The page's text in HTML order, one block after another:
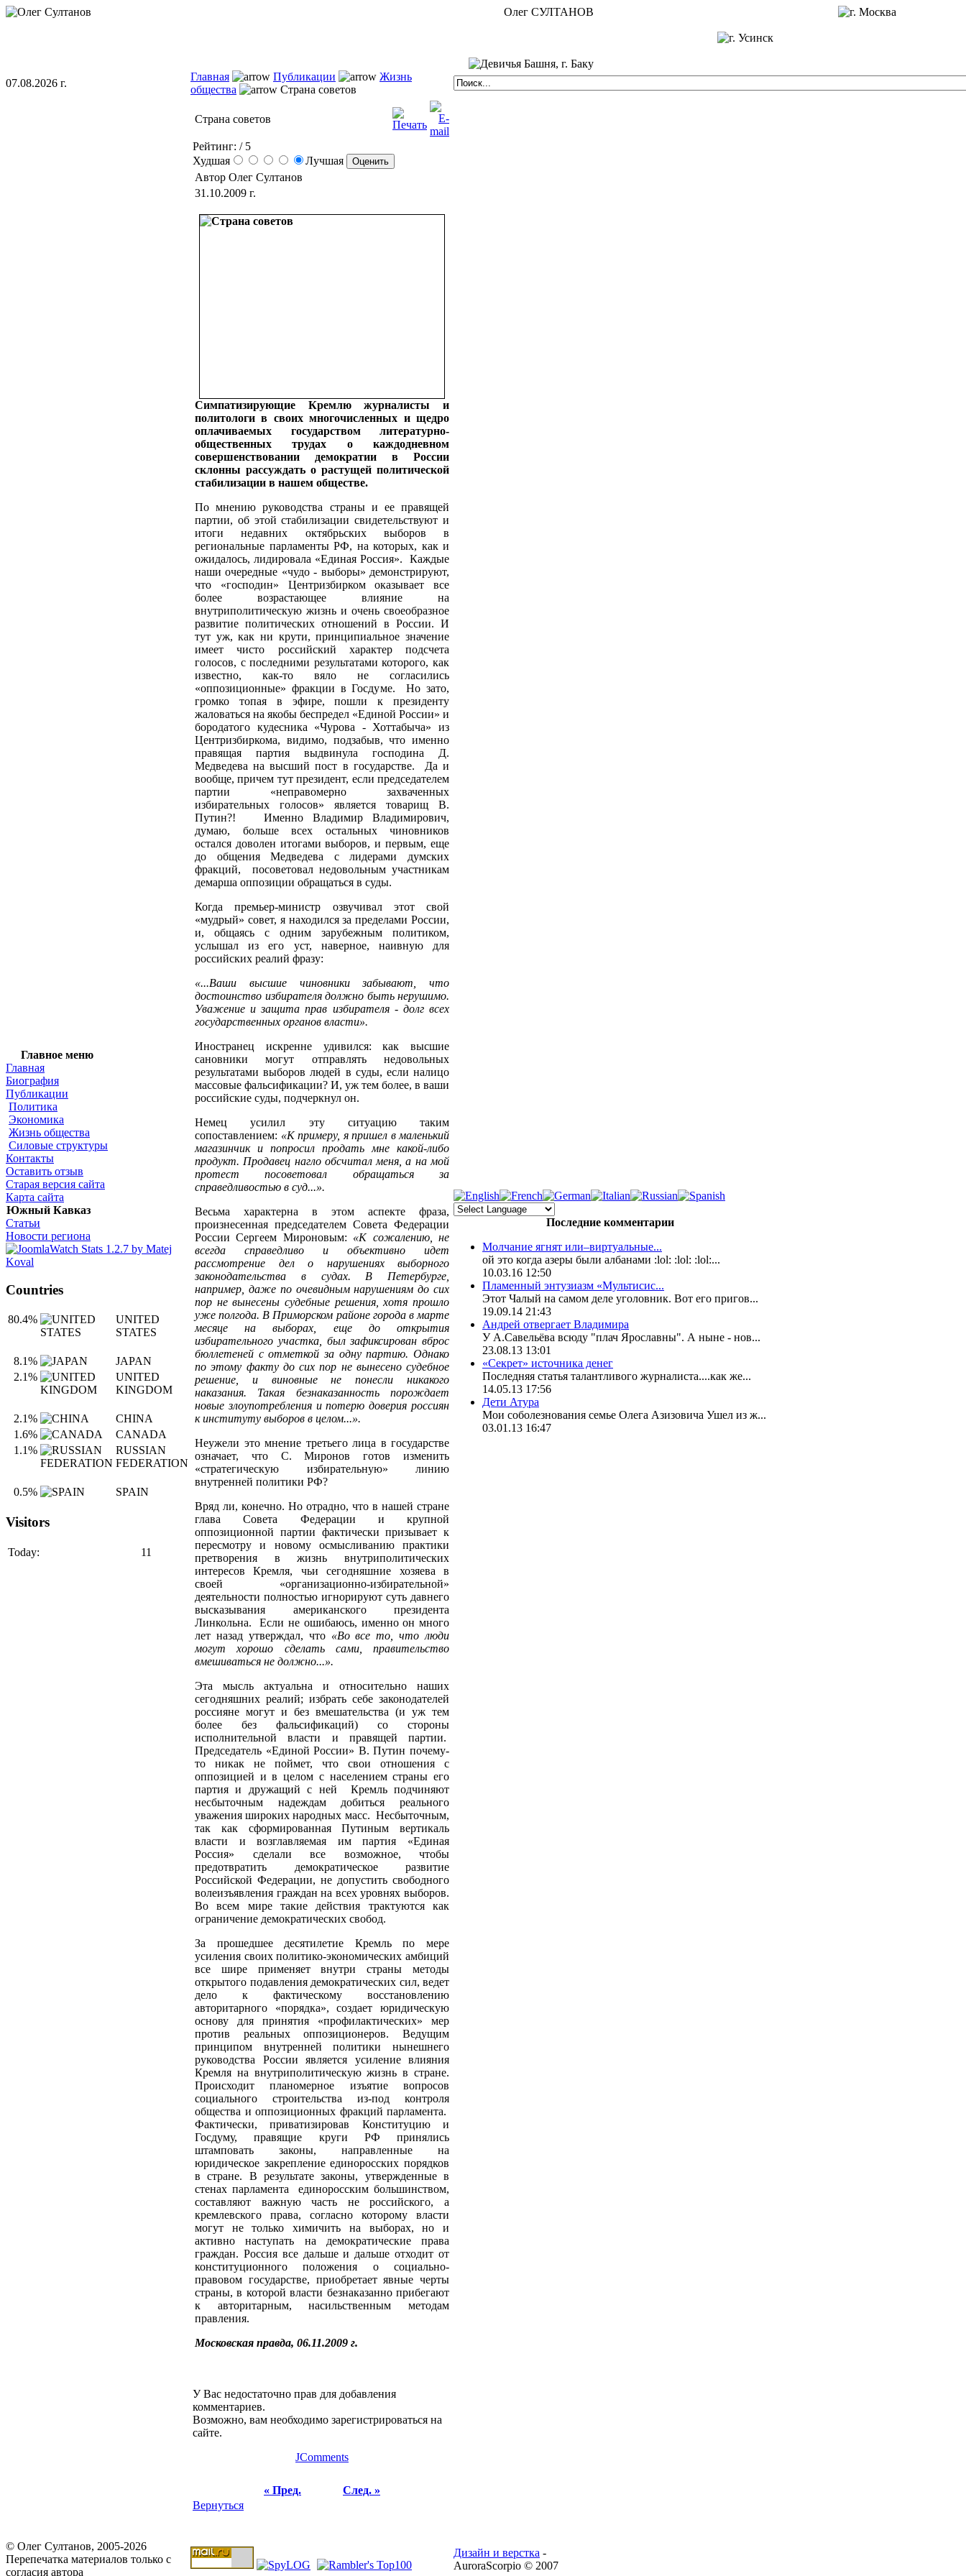
Олег СУЛТАНОВ
07.08.2026 г.
Главная Публикации
Жизнь
общества
Страна советов
Главное меню
Главная
Биография
Публикации
Политика
Экономика
Жизнь общества
Силовые структуры
Контакты
Оставить отзыв
Старая версия сайта
Карта сайта
Южный Кавказ
Статьи
Новости региона
Countries
80.4%
UNITED
STATES
8.1%
JAPAN
2.1%
UNITED
KINGDOM
2.1%
CHINA
1.6%
CANADA
1.1%
RUSSIAN
FEDERATION
0.5% SPAIN
Visitors
Today: 11
Страна советов
Рейтинг: / 5
Худшая
Лучшая
Автор Олег Султанов
31.10.2009 г.
Симпатизирующие Кремлю журналисты и
политологи в своих многочисленных и щедро
оплачиваемых государством литературно-
общественных трудах о каждодневном
совершенствовании демократии в России
склонны рассуждать о растущей политической
стабилизации в нашем обществе.
По мнению руководства страны и ее правящей
партии, об этой стабилизации свидетельствуют и
итоги недавних октябрьских выборов в
региональные парламенты РФ, на которых, как и
ожидалось, лидировала «Единая Россия». Каждые
наши очередные «чудо - выборы» демонстрируют,
что «господин» Центризбирком оказывает все
более возрастающее влияние на
внутриполитическую жизнь и очень своеобразное
развитие политических отношений в России. И
тут уж, как ни крути, принципиальное значение
имеет чисто российский характер подсчета
голосов, с последними результатами которого, как
известно, как-то вяло не согласились
«оппозиционные» фракции в Госдуме. Но зато,
громко топая в эфире, пошли к президенту
жаловаться на якобы беспредел «Единой России» и
бородатого кудесника «Чурова - Хоттабыча» из
Центризбиркома, видимо, подзабыв, что именно
правящая партия выдвинула господина Д.
Медведева на высший пост в государстве. Да и
вообще, причем тут президент, если председателем
партии «неправомерно захваченных
избирательных голосов» является товарищ В.
Путин?! Именно Владимир Владимирович,
думаю, больше всех остальных чиновников
остался доволен итогами выборов, и первым, еще
до общения Медведева с лидерами думских
фракций, посоветовал недовольным участникам
демарша оппозиции обращаться в суды.
Когда премьер-министр озвучивал этот свой
«мудрый» совет, я находился за пределами России,
и, общаясь с одним зарубежным политиком,
услышал из его уст, наверное, наивную для
российских реалий фразу:
«...Ваши высшие чиновники забывают, что
достоинство избирателя должно быть нерушимо.
Уважение и защита прав избирателя - долг всех
государственных органов власти».
Иностранец искренне удивился: как высшие
сановники могут отправлять недовольных
результатами выборов людей в суды, если налицо
массовые фальсификации? И, уж тем более, в ваши
российские суды, подчеркнул он.
Немец усилил эту ситуацию таким
сопоставлением: «К примеру, я пришел в маленький
магазинчик и попросил продать мне какой-либо
продукт. Продавец нагло обсчитал меня, а на мой
протест посоветовал обращаться за
справедливостью в суд...».
Весьма характерна в этом аспекте фраза,
произнесенная председателем Совета Федерации
России Сергеем Мироновым: «К сожалению, не
всегда справедливо и объективно идет
рассмотрение дел о нарушениях выборного
законодательства в судах. В Петербурге,
например, даже по очевидным нарушениям до сих
пор не вынесены судебные решения, хотя прошло
уже полгода. В Приморском районе города в марте
месяце на выборах, еще до открытия
избирательного участка, был зафиксирован вброс
бюллетеней с отметкой за одну партию. Однако
по этому факту до сих пор не вынесено судебное
решение, и виновные не понесли никакого
наказания. Такая безнаказанность порождает
новые злоупотребления и потерю доверия россиян
к институту выборов в целом...».
Неужели это мнение третьего лица в государстве
означает, что С. Миронов готов изменить
«стратегическую избирательную» линию
внутренней политики РФ?
Вряд ли, конечно. Но отрадно, что в нашей стране
глава Совета Федерации и крупной
оппозиционной партии фактически призывает к
пересмотру и новому осмысливанию практики
претворения в жизнь внутриполитических
интересов Кремля, чьи сегодняшние хозяева в
своей «организационно-избирательной»
деятельности полностью игнорируют суть давнего
высказывания американского президента
Линкольна. Если не ошибаюсь, именно он много
лет назад утверждал, что «Во все то, что люди
могут хорошо сделать сами, правительство
вмешиваться не должно...».
Эта мысль актуальна и относительно наших
сегодняшних реалий; избрать себе законодателей
россияне могут и без вмешательства (и уж тем
более без фальсификаций) со стороны
исполнительной власти и правящей партии.
Председатель «Единой России» В. Путин почему-
то никак не поймет, что свои отношения с
оппозицией и в целом с населением страны его
партия и дружащий с ней Кремль подчиняют
несбыточным надеждам добиться реального
уважения широких народных масс. Несбыточным,
так как сформированная Путиным вертикаль
власти и возглавляемая им партия «Единая
Россия» сделали все возможное, чтобы
предотвратить демократическое развитие
Российской Федерации, не допустить свободного
волеизъявления граждан на всех уровнях выборов.
Во всем мире такие действия трактуются как
ограничение демократических свобод.
За прошедшее десятилетие Кремль по мере
усиления своих политико-экономических амбиций
все шире применяет внутри страны методы
открытого подавления демократических сил, ведет
дело к фактическому восстановлению
авторитарного «порядка», создает юридическую
основу для принятия «профилактических» мер
против реальных оппозиционеров. Ведущим
принципом внутренней политики нынешнего
руководства России является усиление влияния
Кремля на внутриполитическую жизнь в стране.
Происходит планомерное изъятие вопросов
социального строительства из-под контроля
общества и оппозиционных фракций парламента.
Фактически, приватизировав Конституцию и
Госдуму, правящие круги РФ принялись
штамповать законы, направленные на
юридическое закрепление единоросских порядков
в стране. В результате законы, утвержденные в
стенах парламента единоросским большинством,
составляют важную часть не российского, а
кремлевского права, согласно которому власти
могут не только химичить на выборах, но и
активно наступать на демократические права
граждан. Россия все дальше и дальше отходит от
конституционного положения о социально-
правовом государстве, приобретает явные черты
страны, в которой власти безнаказанно прибегают
к авторитарным, насильственным методам
правления.
Московская правда, 06.11.2009 г.
У Вас недостаточно прав для добавления
комментариев.
Возможно, вам необходимо зарегистрироваться на
сайте.
JComments
« Пред.
След. »
Вернуться
Последние комментарии
Молчание ягнят или–виртуальные...
ой это когда азеры были албанами :lol: :lol: :lol:...
10.03.16 12:50
Пламенный энтузиазм «Мультисис...
Этот Чалый на самом деле уголовник. Вот его пригов...
19.09.14 21:43
Андрей отвергает Владимира
У А.Савельёва всюду "плач Ярославны". А ныне - нов...
23.08.13 13:01
«Секрет» источника денег
Последняя статья талантливого журналиста....как же...
14.05.13 17:56
Дети Атура
Мои соболезнования семье Олега Азизовича Ушел из ж...
03.01.13 16:47
© Олег Султанов, 2005-2026
Перепечатка материалов только с
согласия автора
Дизайн и верстка -
AuroraScorpio © 2007